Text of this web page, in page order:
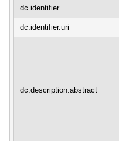
dc.identifier
dc.identifier.uri
dc.description.abstract